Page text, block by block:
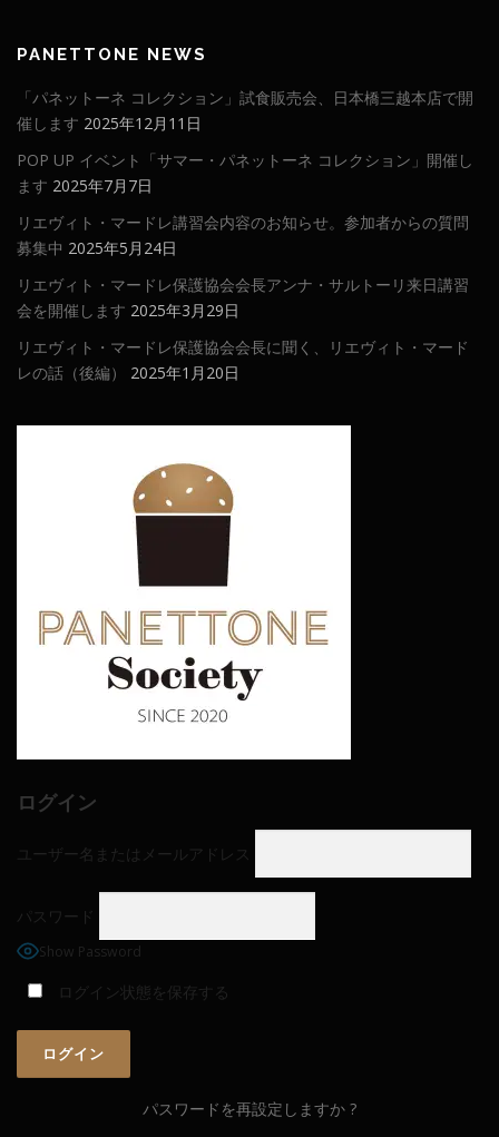
PANETTONE NEWS
「パネットーネ コレクション」試食販売会、日本橋三越本店で開
催します 2025年12月11日
POP UP イベント「サマー・パネットーネ コレクション」開催し
ます 2025年7月7日
リエヴィト・マードレ講習会内容のお知らせ。参加者からの質問
募集中 2025年5月24日
リエヴィト・マードレ保護協会会長アンナ・サルトーリ来日講習
会を開催します 2025年3月29日
リエヴィト・マードレ保護協会会長に聞く、リエヴィト・マード
レの話（後編）
2025年1月20日
ログイン
ユーザー名またはメールアドレス
パスワード
Show Password
ログイン状態を保存する
パスワードを再設定しますか ?